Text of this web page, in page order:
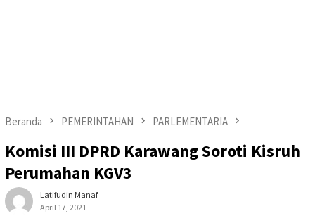
Beranda PEMERINTAHAN PARLEMENTARIA
Komisi III DPRD Karawang Soroti Kisruh
Perumahan KGV3
Latifudin Manaf
April 17, 2021